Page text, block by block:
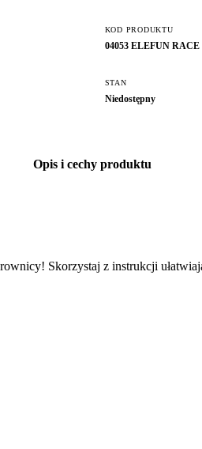
KOD PRODUKTU
04053 ELEFUN
STAN
Niedostępny
Opis i cechy produktu
Skorzystaj z instrukcji